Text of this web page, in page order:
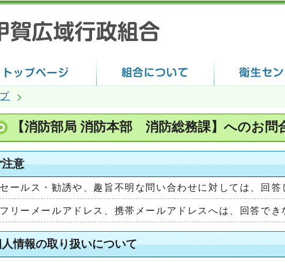
【消防部局 消防本部 消防総務課】へのお問
注意
セールス・勧誘や、趣旨不明な問い合わせに対しては、回答
フリーメールアドレス、携帯メールアドレスへは、回答でき
情報の取り扱いについて